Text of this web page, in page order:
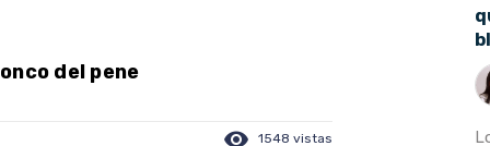
del pene
visibility 1548 vistas